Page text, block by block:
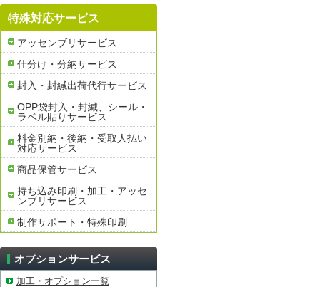
特殊対応サービス
アッセンブリサービス
仕分け・分納サービス
封入・封緘出荷代行サービス
OPP袋封入・封緘、シール・
ラベル貼りサービス
料金別納・後納・受取人払い
対応サービス
商品保管サービス
持ち込み印刷・加工・アッセ
ンブリサービス
制作サポート・特殊印刷
オプションサービス
加工・オプション一覧